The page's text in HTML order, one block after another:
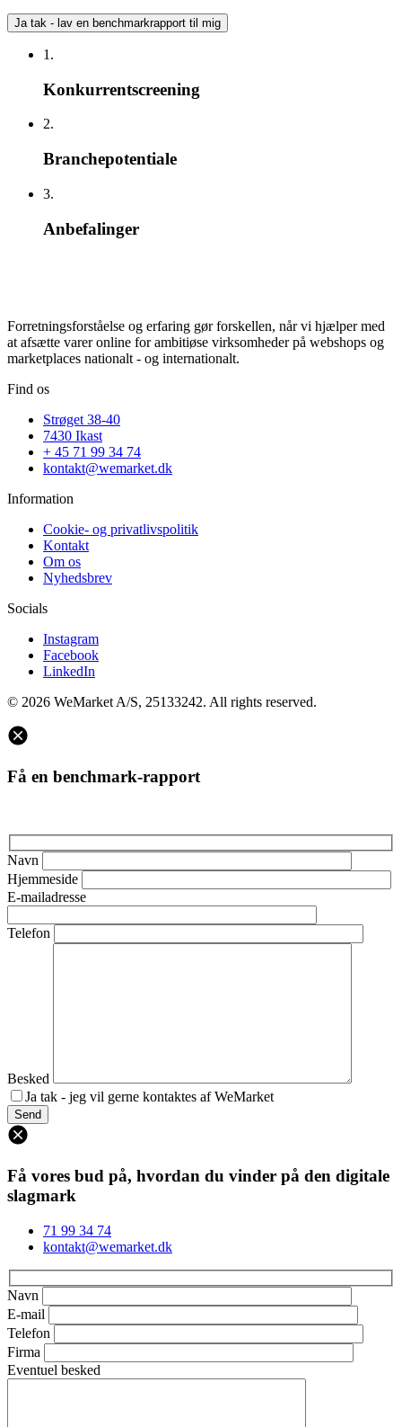
Ja tak - lav en benchmarkrapport til mig
1.
Konkurrentscreening
2.
Branchepotentiale
3.
Anbefalinger
Forretningsforståelse og erfaring gør forskellen, når vi hjælper med
at afsætte varer online for ambitiøse virksomheder på webshops og
marketplaces nationalt - og internationalt.
Find os
Strøget 38-40
7430 Ikast
+ 45 71 99 34 74
kontakt@wemarket.dk
Information
Cookie- og privatlivspolitik
Kontakt
Om os
Nyhedsbrev
Socials
Instagram
Facebook
LinkedIn
© 2026 WeMarket A/S, 25133242. All rights reserved.
Få en benchmark-rapport
Navn
Hjemmeside
E-mailadresse
Telefon
Besked
Ja tak - jeg vil gerne kontaktes af WeMarket
Få vores bud på, hvordan du vinder på den digitale
slagmark
71 99 34 74
kontakt@wemarket.dk
Navn
E-mail
Telefon
Firma
Eventuel besked